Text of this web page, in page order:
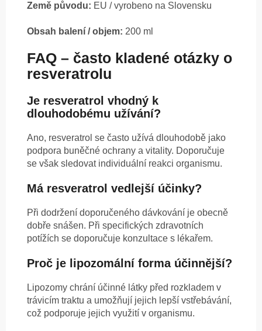
Země původu: EU / vyrobeno na Slovensku
Obsah balení / objem: 200 ml
FAQ – často kladené otázky o
resveratrolu
Je resveratrol vhodný k
dlouhodobému užívání?
Ano, resveratrol se často užívá dlouhodobě jako
podpora buněčné ochrany a vitality. Doporučuje
se však sledovat individuální reakci organismu.
Má resveratrol vedlejší účinky?
Při dodržení doporučeného dávkování je obecně
dobře snášen. Při specifických zdravotních
potížích se doporučuje konzultace s lékařem.
Proč je lipozomální forma účinnější?
Lipozomy chrání účinné látky před rozkladem v
trávicím traktu a umožňují jejich lepší vstřebávání,
což podporuje jejich využití v organismu.